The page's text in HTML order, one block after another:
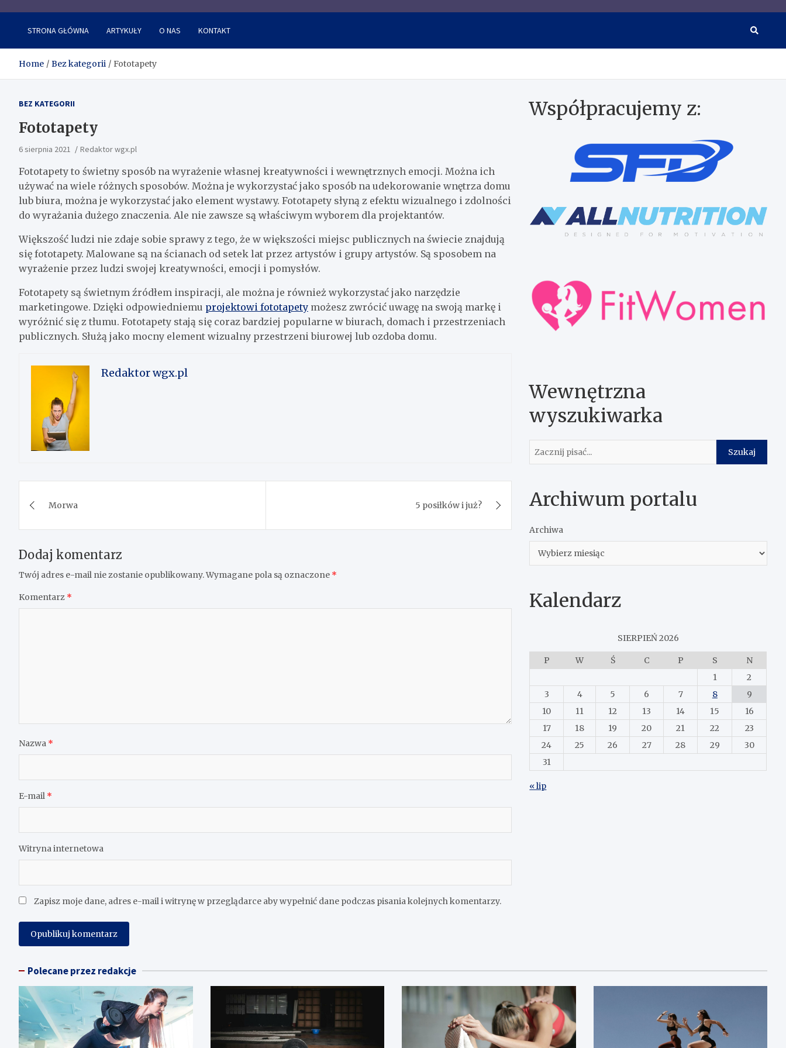
Internetowa baza porad i wskazówek o siłowni, odżywkach i suplementacji
STRONA GŁÓWNA ARTYKUŁY O NAS KONTAKT
Home Bez kategorii Fototapety
BEZ KATEGORII
Fototapety
6 sierpnia 2021 Redaktor wgx.pl
Fototapety to świetny sposób na wyrażenie własnej kreatywności i wewnętrznych emocji. Można ich
używać na wiele różnych sposobów. Można je wykorzystać jako sposób na udekorowanie wnętrza domu
lub biura, można je wykorzystać jako element wystawy. Fototapety słyną z efektu wizualnego i zdolności
do wyrażania dużego znaczenia. Ale nie zawsze są właściwym wyborem dla projektantów.
Większość ludzi nie zdaje sobie sprawy z tego, że w większości miejsc publicznych na świecie znajdują
się fototapety. Malowane są na ścianach od setek lat przez artystów i grupy artystów. Są sposobem na
wyrażenie przez ludzi swojej kreatywności, emocji i pomysłów.
Fototapety są świetnym źródłem inspiracji, ale można je również wykorzystać jako narzędzie
marketingowe. Dzięki odpowiedniemu projektowi fototapety możesz zwrócić uwagę na swoją markę i
wyróżnić się z tłumu. Fototapety stają się coraz bardziej popularne w biurach, domach i przestrzeniach
publicznych. Służą jako mocny element wizualny przestrzeni biurowej lub ozdoba domu.
Redaktor wgx.pl
wpisu
Morwa 5 posiłków i już?
Dodaj komentarz
Twój adres e-mail nie zostanie opublikowany.Wymagane pola są oznaczone *
Komentarz *
Nazwa *
E-mail *
Witryna internetowa
Zapisz moje dane, adres e-mail i witrynę w przeglądarce aby wypełnić dane podczas pisania kolejnych komentarzy.
Współpracujemy z:
Wewnętrzna
wyszukiwarka
Szukaj
Archiwum portalu
Archiwa
Kalendarz
SIERPIEŃ 2026
P W Ś C P S
N
1
2
3
4 5 6 7 8
9
10
11 12 13 14 15
16
17
18 19 20 21 22
23
24
25 26 27 28 29
30
31
« lip
Polecane przez redakcje